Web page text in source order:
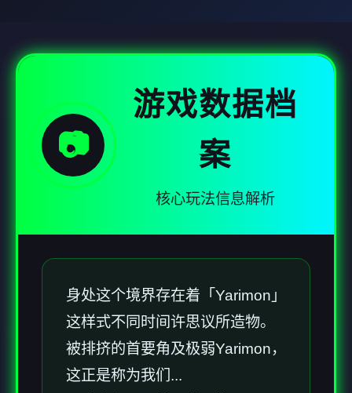
📷
游戏数据档
案
核心玩法信息解析
身处这个境界存在着「Yarimon」
这样式不同时间许思议所造物。
被排挤的首要角及极弱Yarimon，
这正是称为我们...